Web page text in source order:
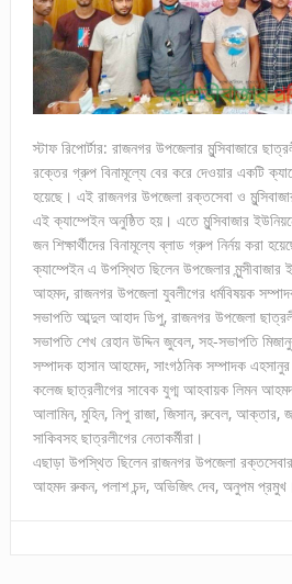
স্টাফ রিপোর্টার: রাজনগর উপজেলার মুন্সিবাজারে
রক্তের গ্রুপ বিনামূল্যে বের করে দেওয়ার একটি
হয়েছে। এই রাজনগর উপজেলা রক্তসেবা ও
এই ক্যাম্পেইন অনুষ্ঠিত হয়। এতে মুন্সিবাজার
জন শিক্ষার্থীদের বিনামূল্যে ব্লাড গ্রুপ নির্নয় করা
ক্যাম্পেইন এ উপস্থিত ছিলেন উপজেলার মুন্সীবাজার
আহমদ, রাজনগর উপজেলা যুবলীগের ধর্মবিষয়ক
সভাপতি আব্দুল আহাদ ডিপু, রাজনগর উপজেলা
সভাপতি শেখ রেহান উদ্দিন জুবেল, সহ-সভাপতি
সম্পাদক হাসান আহমেদ, সাংগঠনিক সম্পাদক
কলেজ ছাত্রলীগের সাবেক যুগ্ম আহবায়ক লিমন
আলামিন, মুহিন, নিপু রাজা, জিসান, রুবেল, আক্তার,
সাকিবসহ ছাত্রলীগের নেতাকর্মীরা।
এছাড়া উপস্থিত ছিলেন রাজনগর উপজেলা
আহমদ রুকন, পলাশ চন্দ, অভিজিৎ দেব, অনুপম প্রমুখ।